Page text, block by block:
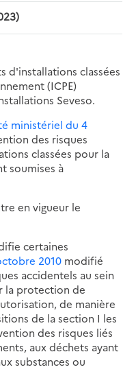
d'installations classées
(ICPE)
Seveso.
ministériel du 4
des risques
classées pour la
soumises à
en vigueur le
certaines
2010 modifié
accidentels au sein
la protection de
de manière
de la section I les
des risques liés
aux déchets ayant
substances ou